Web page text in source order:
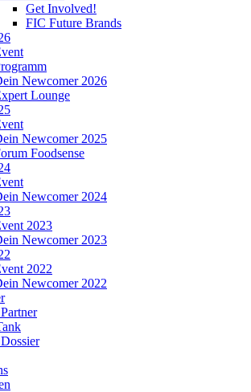
Get Involved!
FIC Future Brands
Newcomer 2026
Lounge
Newcomer 2025
Foodsense
Newcomer 2024
2023
Newcomer 2023
2022
Newcomer 2022